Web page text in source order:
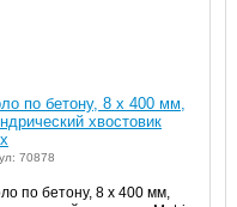
по бетону, 8 х 400 мм,
хвостовик
70878
по бетону, 8 х 400 мм,